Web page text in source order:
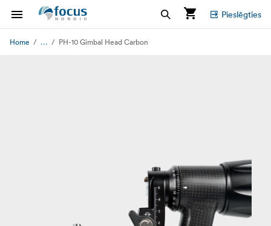
Pieslēgties
Home ... PH-10 Gimbal Head Carbon